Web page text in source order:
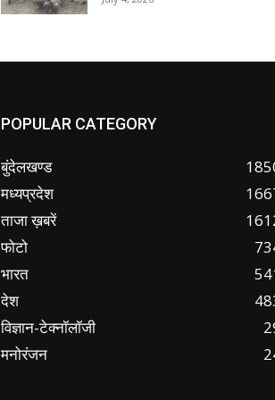
POPULAR CATEGORY
बुंदेलखण्ड
मध्यप्रदेश
ताजा ख़बरें
फोटो
भारत
देश
विज्ञान-टेक्नॉलॉजी
मनोरंजन